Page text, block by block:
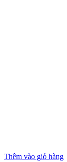
Thêm vào giỏ hàng